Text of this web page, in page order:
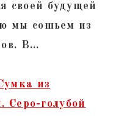
своей будущей
мы сошьем из
В…